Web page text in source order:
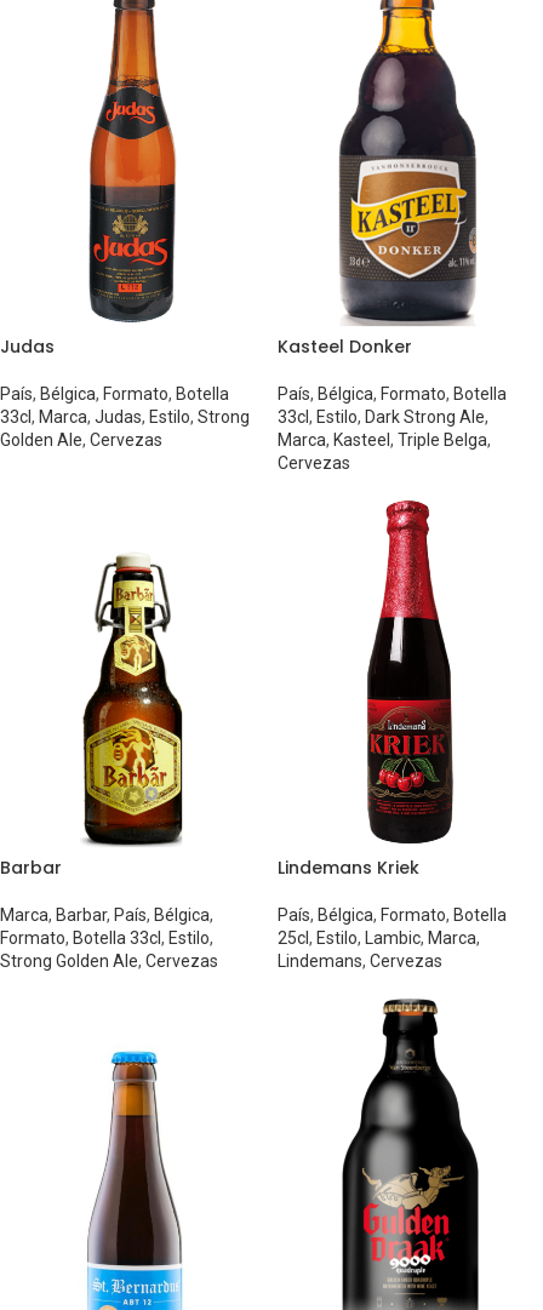
Judas
País, Bélgica, Formato, Botella
33cl, Marca, Judas, Estilo, Strong
Golden Ale, Cervezas
Kasteel Donker
País, Bélgica, Formato, Botella
33cl, Estilo, Dark Strong Ale,
Marca, Kasteel , Triple Belga,
Cervezas
Barbar
Marca, Barbar, País, Bélgica,
Formato, Botella 33cl, Estilo,
Strong Golden Ale, Cervezas
Lindemans Kriek
País, Bélgica, Formato, Botella
25cl, Estilo, Lambic, Marca,
Lindemans, Cervezas